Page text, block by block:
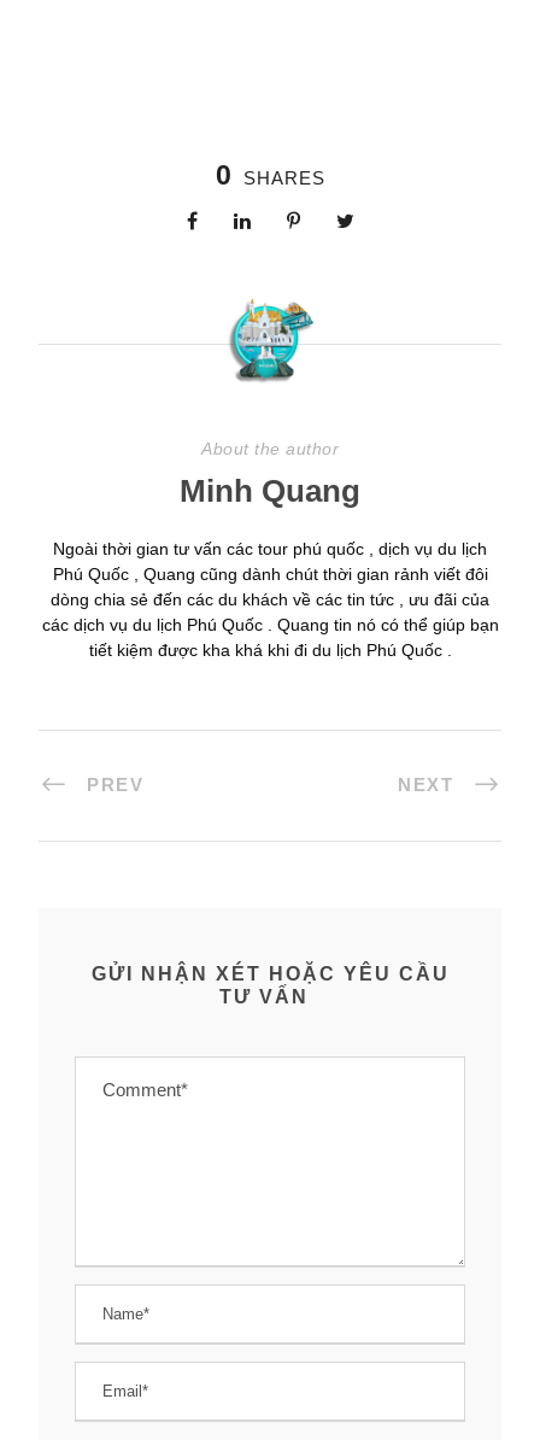
0 SHARES
About the author
Minh Quang
Ngoài thời gian tư vấn các tour phú quốc , dịch vụ du lịch
Phú Quốc , Quang cũng dành chút thời gian rảnh viết đôi
dòng chia sẻ đến các du khách về các tin tức , ưu đãi của
các dịch vụ du lịch Phú Quốc . Quang tin nó có thể giúp bạn
tiết kiệm được kha khá khi đi du lịch Phú Quốc .
PREV NEXT
GỬI NHẬN XÉT HOẶC YÊU CẦU
TƯ VẤN